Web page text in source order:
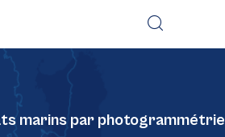
marins par photogrammétrie